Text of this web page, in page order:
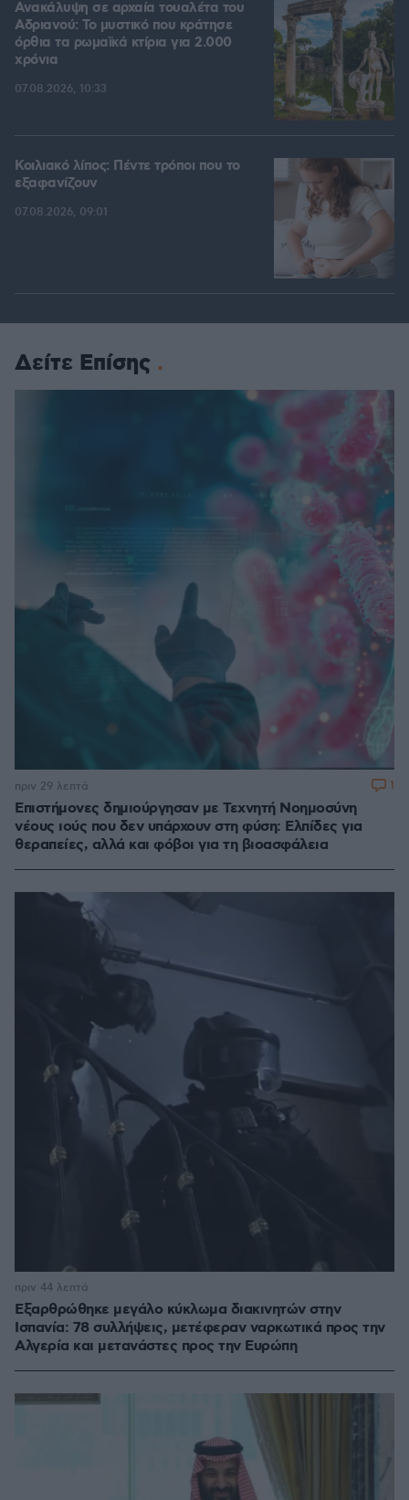
Ανακάλυψη σε αρχαία τουαλέτα του
Αδριανού: Το μυστικό που κράτησε
όρθια τα ρωμαϊκά κτίρια για 2.000
χρόνια
07.08.2026, 10:33
Κοιλιακό λίπος: Πέντε τρόποι που το
εξαφανίζουν
07.08.2026, 09:01
Δείτε Επίσης
Επιστήμονες δημιούργησαν με Τεχνητή Νοημοσύνη
νέους ιούς που δεν υπάρχουν στη φύση: Ελπίδες για
θεραπείες, αλλά και φόβοι για τη βιοασφάλεια
πριν 29 λεπτά 1
Εξαρθρώθηκε μεγάλο κύκλωμα διακινητών στην
Ισπανία: 78 συλλήψεις, μετέφεραν ναρκωτικά προς την
Αλγερία και μετανάστες προς την Ευρώπη
πριν 44 λεπτά